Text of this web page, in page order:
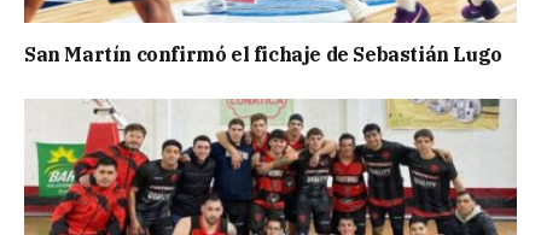
San Martín confirmó el fichaje de Sebastián Lugo